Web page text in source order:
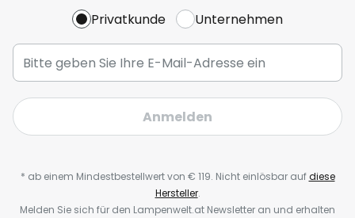
Privatkunde Unternehmen
Anmelden
* ab einem Mindestbestellwert von € 119. Nicht einlösbar aufdiese
Hersteller.
Melden Sie sich für den Lampenwelt.at Newsletter an und erhalten